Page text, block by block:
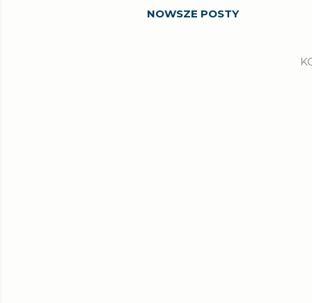
NOWSZE POSTY